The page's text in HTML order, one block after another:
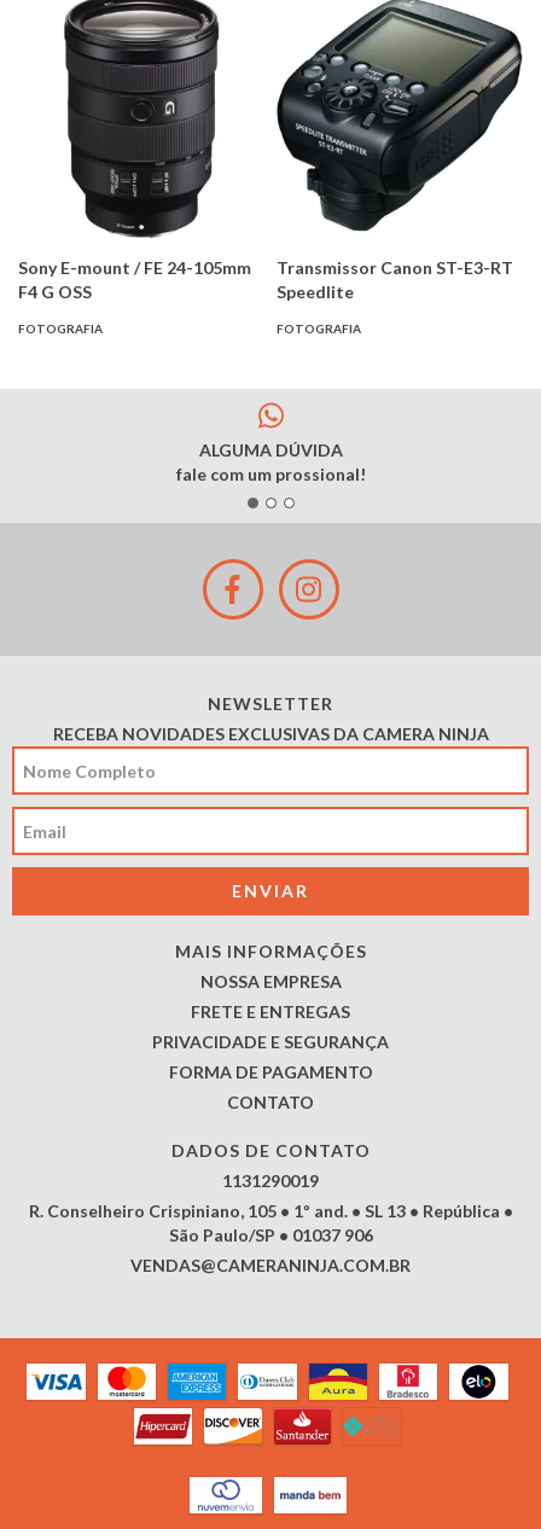
Sony E-mount / FE 24-105mm
F4 G OSS
FOTOGRAFIA
Transmissor Canon ST-E3-RT
Speedlite
FOTOGRAFIA
ALGUMA DÚVIDA
fale com um prossional!
NEWSLETTER
RECEBA NOVIDADES EXCLUSIVAS DA CAMERA NINJA
MAIS INFORMAÇÕES
NOSSA EMPRESA
FRETE E ENTREGAS
PRIVACIDADE E SEGURANÇA
FORMA DE PAGAMENTO
CONTATO
DADOS DE CONTATO
1131290019
R. Conselheiro Crispiniano, 105 • 1º and. • SL 13 • República •
São Paulo/SP • 01037 906
VENDAS@CAMERANINJA.COM.BR